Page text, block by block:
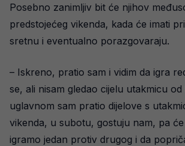
Posebno zanimljiv bit će njihov
predstojećeg vikenda, kada će imati
sretnu i eventualno porazgovaraju.
– Iskreno, pratio sam i vidim da igra
se, ali nisam gledao cijelu utakmicu
uglavnom sam pratio dijelove s
vikenda, u subotu, gostuju nam, pa
igramo jedan protiv drugog i da